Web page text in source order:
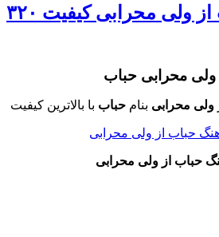
ولی محرابی کیفیت ۳۲۰
ولی محرابی حباب
ولی محرابی بنام حباب با بالاترین کیفیت
حباب از ولی محرابی